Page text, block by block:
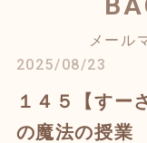
メール
2025/08/23
１４５【すー
の魔法の授業